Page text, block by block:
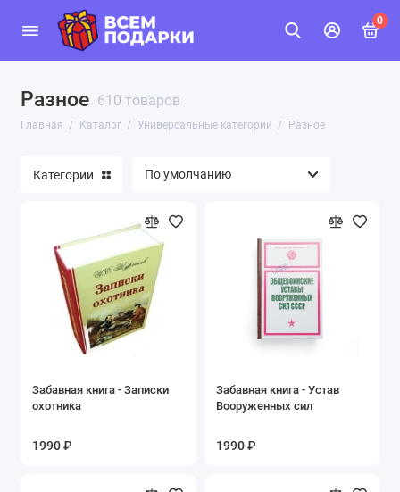
0
Разное 610 товаров
Главная Каталог Универсальные категории Разное
Категории
Забавная книга - Записки
охотника
1990 ₽
Забавная книга - Устав
Вооруженных сил
1990 ₽